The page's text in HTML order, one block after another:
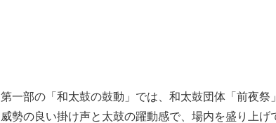
第一部の「和太鼓の鼓動」では、和太鼓団体「前夜祭
威勢の良い掛け声と太鼓の躍動感で、場内を盛り上げ